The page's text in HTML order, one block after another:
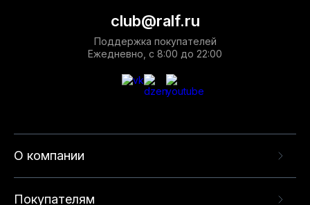
О компании
Покупателям
club@ralf.ru
Поддержка покупателей
Ежедневно, с 8:00 до 22:00